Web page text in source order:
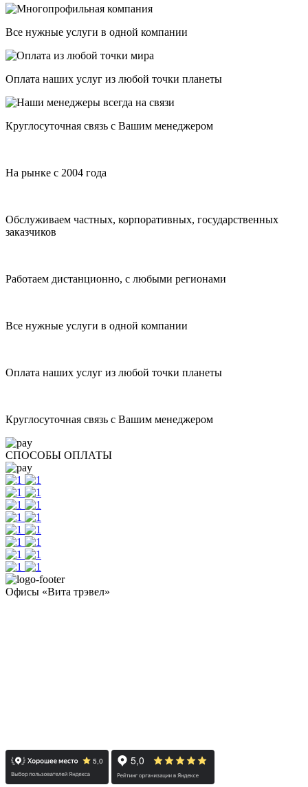
Все нужные услуги в одной компании
Оплата наших услуг из любой точки планеты
Круглосуточная связь с Вашим менеджером
На рынке с 2004 года
Обслуживаем частных, корпоративных, государственных
заказчиков
Работаем дистанционно, с любыми регионами
Все нужные услуги в одной компании
Оплата наших услуг из любой точки планеты
Круглосуточная связь с Вашим менеджером
СПОСОБЫ ОПЛАТЫ
Офисы «Вита трэвел»